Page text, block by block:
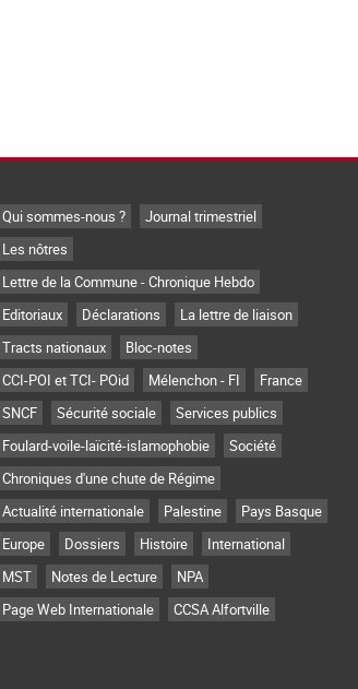
Qui sommes-nous ?
Journal trimestriel
Les nôtres
Lettre de la Commune - Chronique Hebdo
Editoriaux
Déclarations
La lettre de liaison
Tracts nationaux
Bloc-notes
CCI-POI et TCI- POid
Mélenchon - FI
France
SNCF
Sécurité sociale
Services publics
Foulard-voile-laïcité-islamophobie
Société
Chroniques d'une chute de Régime
Actualité internationale
Palestine
Pays Basque
Europe
Dossiers Histoire
International
MST
Notes de Lecture
NPA
Page Web Internationale
CCSA Alfortville